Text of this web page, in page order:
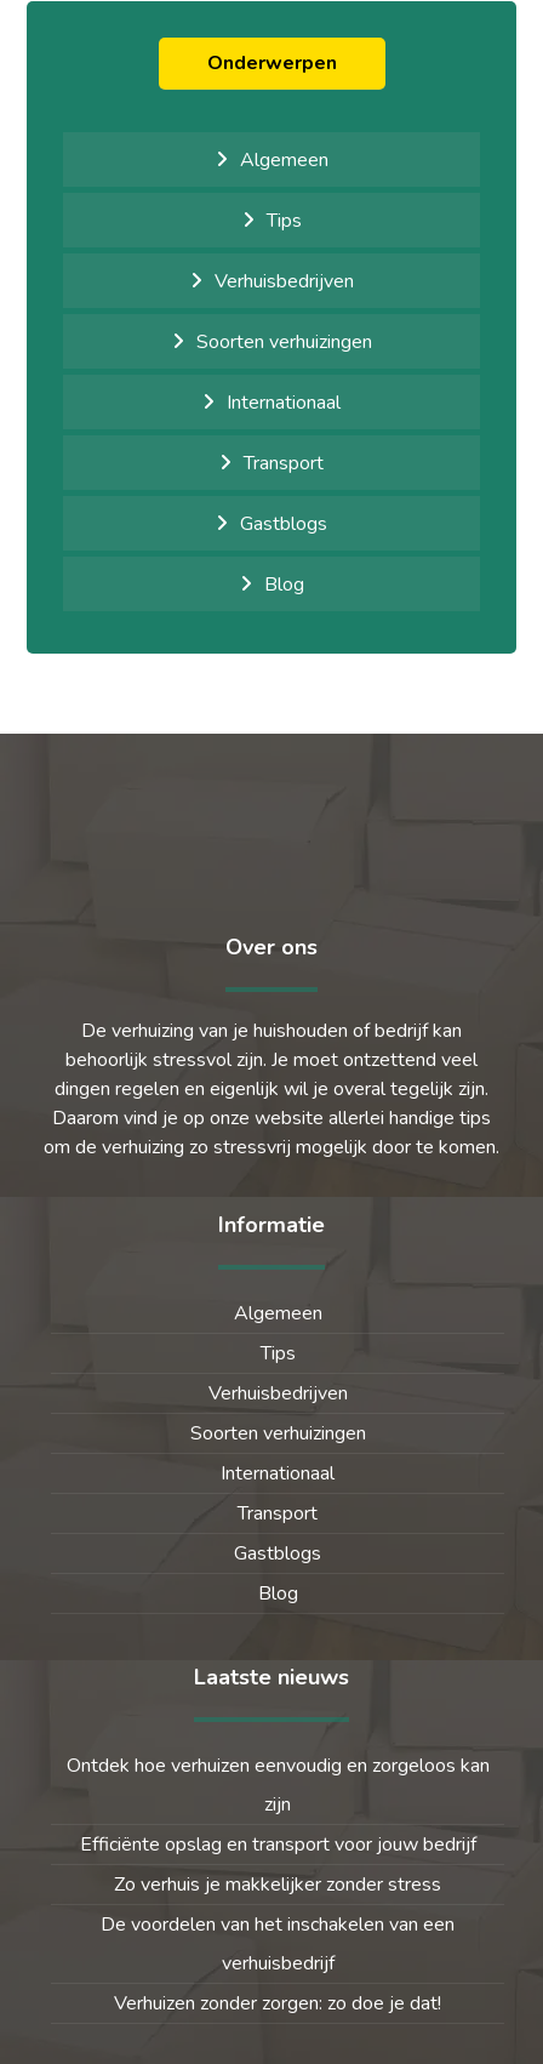
Onderwerpen
Algemeen
Tips
Verhuisbedrijven
Soorten verhuizingen
Internationaal
Transport
Gastblogs
Blog
Over ons
De verhuizing van je huishouden of bedrijf kan
behoorlijk stressvol zijn. Je moet ontzettend veel
dingen regelen en eigenlijk wil je overal tegelijk zijn.
Daarom vind je op onze website allerlei handige tips
om de verhuizing zo stressvrij mogelijk door te komen.
Informatie
Algemeen
Tips
Verhuisbedrijven
Soorten verhuizingen
Internationaal
Transport
Gastblogs
Blog
Laatste nieuws
Ontdek hoe verhuizen eenvoudig en zorgeloos kan
zijn
Efficiënte opslag en transport voor jouw bedrijf
Zo verhuis je makkelijker zonder stress
De voordelen van het inschakelen van een
verhuisbedrijf
Verhuizen zonder zorgen: zo doe je dat!